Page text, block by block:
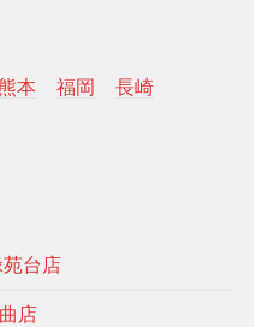
熊本 福岡
長崎
苑台店
店